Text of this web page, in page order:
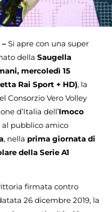
– Si apre con una super
della Saugella
mercoledì 15
Rai Sport + HD), la
Consorzio Vero Volley
d’Italia dell’Imoco
al pubblico amico
, nella prima giornata di
della Serie A1
firmata contro
26 dicembre 2019, la